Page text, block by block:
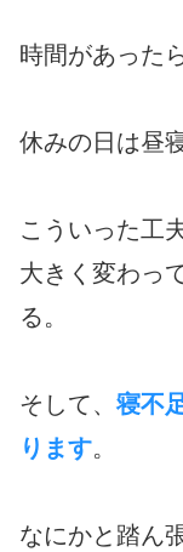
時間があった
休みの日は昼
こういった工
大きく変わっ
る。
そして、寝不
ります。
なにかと踏ん